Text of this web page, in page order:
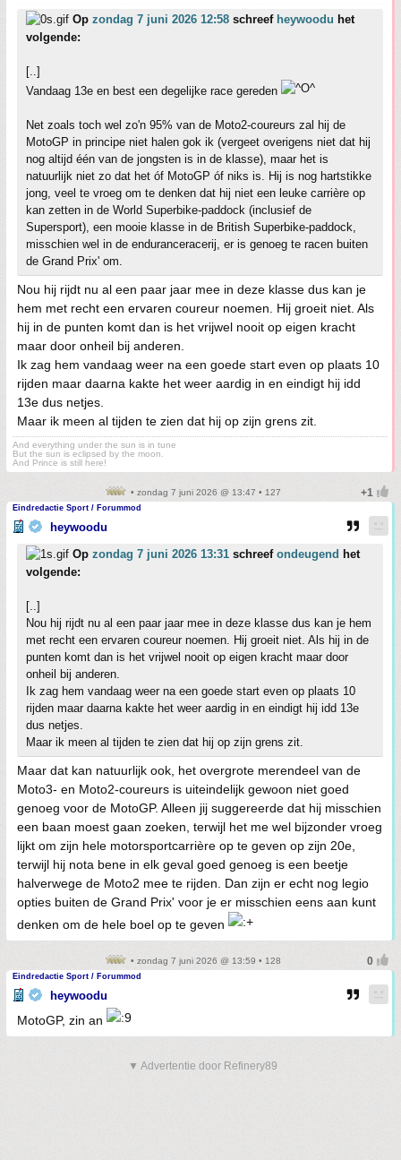
Op zondag 7 juni 2026 12:58 schreef heywoodu het
volgende:
[..]
Vandaag 13e en best een degelijke race gereden
Net zoals toch wel zo'n 95% van de Moto2-coureurs zal hij de
MotoGP in principe niet halen gok ik (vergeet overigens niet dat hij
nog altijd één van de jongsten is in de klasse), maar het is
natuurlijk niet zo dat het óf MotoGP óf niks is. Hij is nog hartstikke
jong, veel te vroeg om te denken dat hij niet een leuke carrière op
kan zetten in de World Superbike-paddock (inclusief de
Supersport), een mooie klasse in de British Superbike-paddock,
misschien wel in de enduranceracerij, er is genoeg te racen buiten
de Grand Prix' om.
Nou hij rijdt nu al een paar jaar mee in deze klasse dus kan je
hem met recht een ervaren coureur noemen. Hij groeit niet. Als
hij in de punten komt dan is het vrijwel nooit op eigen kracht
maar door onheil bij anderen.
Ik zag hem vandaag weer na een goede start even op plaats 10
rijden maar daarna kakte het weer aardig in en eindigt hij idd
13e dus netjes.
Maar ik meen al tijden te zien dat hij op zijn grens zit.
And everything under the sun is in tune
But the sun is eclipsed by the moon.
And Prince is still here!
• zondag 7 juni 2026 @ 13:47 • 127
Eindredactie Sport / Forummod
heywoodu
Op zondag 7 juni 2026 13:31 schreef ondeugend het
volgende:
[..]
Nou hij rijdt nu al een paar jaar mee in deze klasse dus kan je hem
met recht een ervaren coureur noemen. Hij groeit niet. Als hij in de
punten komt dan is het vrijwel nooit op eigen kracht maar door
onheil bij anderen.
Ik zag hem vandaag weer na een goede start even op plaats 10
rijden maar daarna kakte het weer aardig in en eindigt hij idd 13e
dus netjes.
Maar ik meen al tijden te zien dat hij op zijn grens zit.
Maar dat kan natuurlijk ook, het overgrote merendeel van de
Moto3- en Moto2-coureurs is uiteindelijk gewoon niet goed
genoeg voor de MotoGP. Alleen jij suggereerde dat hij misschien
een baan moest gaan zoeken, terwijl het me wel bijzonder vroeg
lijkt om zijn hele motorsportcarrière op te geven op zijn 20e,
terwijl hij nota bene in elk geval goed genoeg is een beetje
halverwege de Moto2 mee te rijden. Dan zijn er echt nog legio
opties buiten de Grand Prix' voor je er misschien eens aan kunt
denken om de hele boel op te geven
• zondag 7 juni 2026 @ 13:59 • 128
Eindredactie Sport / Forummod
heywoodu
MotoGP, zin an
▼ Advertentie door Refinery89